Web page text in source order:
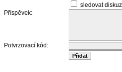
sledovat
Příspěvek:
Potvrzovací kód: